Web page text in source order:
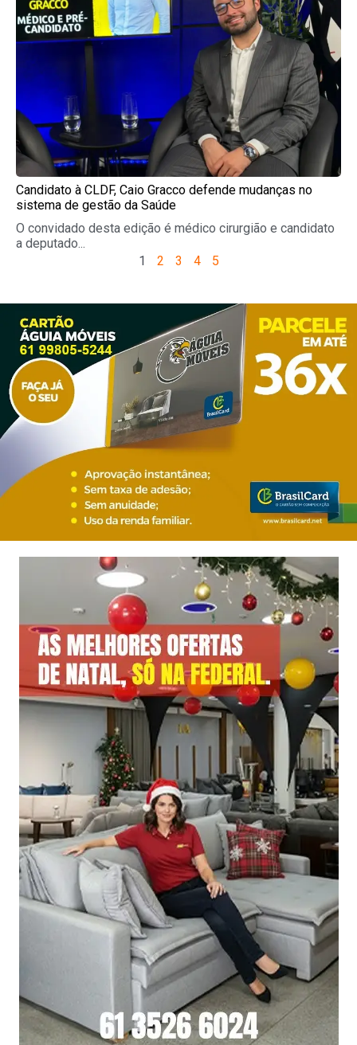
Candidato à CLDF, Caio Gracco defende mudanças no
sistema de gestão da Saúde
O convidado desta edição é médico cirurgião e candidato
a deputado...
1
2 3 4 5